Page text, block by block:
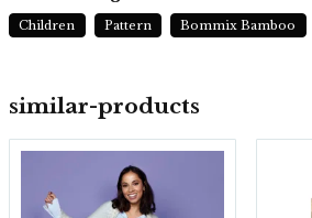
similar-products
Children Pattern Bommix Bamboo